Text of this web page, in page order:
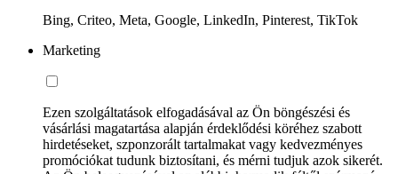
Bing, Criteo, Meta, Google, LinkedIn, Pinterest, TikTok
Marketing
Ezen szolgáltatások elfogadásával az Ön böngészési és
vásárlási magatartása alapján érdeklődési köréhez szabott
hirdetéseket, szponzorált tartalmakat vagy kedvezményes
promóciókat tudunk biztosítani, és mérni tudjuk azok sikerét.